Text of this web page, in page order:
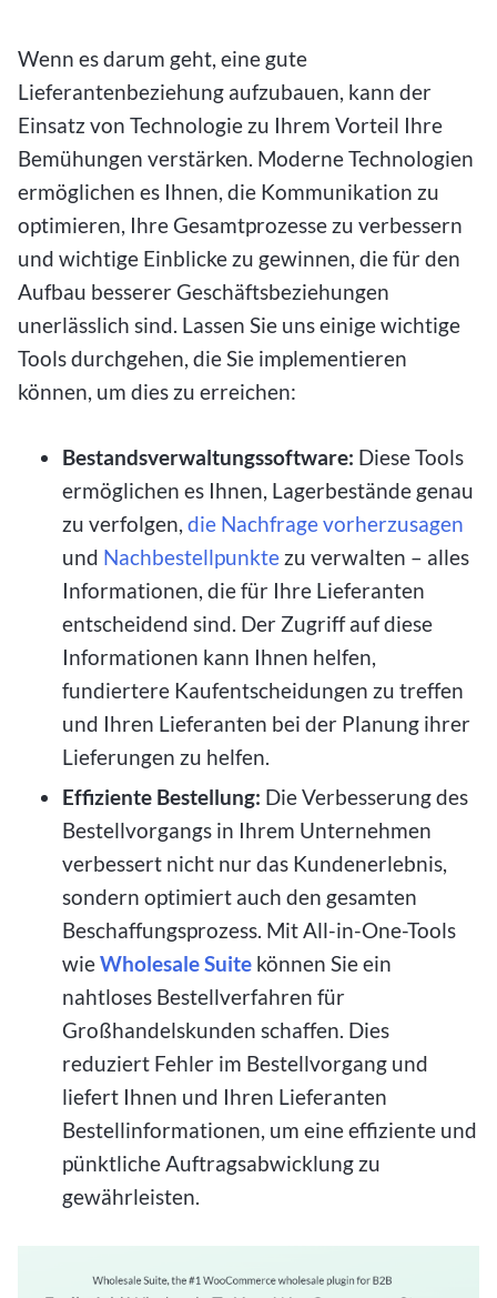
Wenn es darum geht, eine gute
Lieferantenbeziehung aufzubauen, kann der
Einsatz von Technologie zu Ihrem Vorteil Ihre
Bemühungen verstärken. Moderne Technologien
ermöglichen es Ihnen, die Kommunikation zu
optimieren, Ihre Gesamtprozesse zu verbessern
und wichtige Einblicke zu gewinnen, die für den
Aufbau besserer Geschäftsbeziehungen
unerlässlich sind. Lassen Sie uns einige wichtige
Tools durchgehen, die Sie implementieren
können, um dies zu erreichen:
Bestandsverwaltungssoftware: Diese Tools
ermöglichen es Ihnen, Lagerbestände genau
zu verfolgen, die Nachfrage vorherzusagen
und Nachbestellpunkte zu verwalten – alles
Informationen, die für Ihre Lieferanten
entscheidend sind. Der Zugriff auf diese
Informationen kann Ihnen helfen,
fundiertere Kaufentscheidungen zu treffen
und Ihren Lieferanten bei der Planung ihrer
Lieferungen zu helfen.
Effiziente Bestellung: Die Verbesserung des
Bestellvorgangs in Ihrem Unternehmen
verbessert nicht nur das Kundenerlebnis,
sondern optimiert auch den gesamten
Beschaffungsprozess. Mit All-in-One-Tools
wieWholesale Suite können Sie ein
nahtloses Bestellverfahren für
Großhandelskunden schaffen. Dies
reduziert Fehler im Bestellvorgang und
liefert Ihnen und Ihren Lieferanten
Bestellinformationen, um eine effiziente und
pünktliche Auftragsabwicklung zu
gewährleisten.